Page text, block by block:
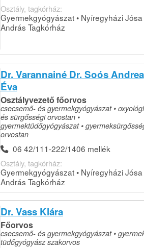
Osztály, tagkórház:
Gyermekgyógyászat • Nyíregyházi Jósa
András Tagkórház
Dr. Varannainé Dr. Soós Andrea
Éva
Osztályvezető főorvos
csecsemő- és gyermekgyógyászat •
és sürgősségi orvostan •
gyermektüdőgyógyászat •
orvostan
06 42/111-222/1406 mellék
Osztály, tagkórház:
Gyermekgyógyászat • Nyíregyházi Jósa
András Tagkórház
Dr. Vass Klára
Főorvos
csecsemő- és gyermekgyógyászat •
tüdőgyógyász szakorvos